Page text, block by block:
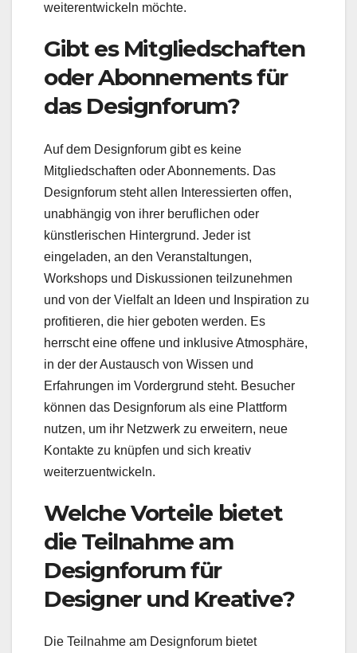
weiterentwickeln möchte.
Gibt es Mitgliedschaften
oder Abonnements für
das Designforum?
Auf dem Designforum gibt es keine
Mitgliedschaften oder Abonnements. Das
Designforum steht allen Interessierten offen,
unabhängig von ihrer beruflichen oder
künstlerischen Hintergrund. Jeder ist
eingeladen, an den Veranstaltungen,
Workshops und Diskussionen teilzunehmen
und von der Vielfalt an Ideen und Inspiration zu
profitieren, die hier geboten werden. Es
herrscht eine offene und inklusive Atmosphäre,
in der der Austausch von Wissen und
Erfahrungen im Vordergrund steht. Besucher
können das Designforum als eine Plattform
nutzen, um ihr Netzwerk zu erweitern, neue
Kontakte zu knüpfen und sich kreativ
weiterzuentwickeln.
Welche Vorteile bietet
die Teilnahme am
Designforum für
Designer und Kreative?
Die Teilnahme am Designforum bietet